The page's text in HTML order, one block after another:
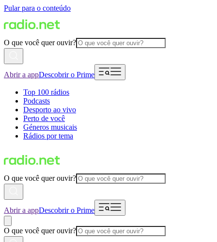
Pular para o conteúdo
O que você quer ouvir?
Abrir a appDescobrir o Prime
Top 100 rádios
Podcasts
Desporto ao vivo
Perto de você
Géneros musicais
Rádios por tema
O que você quer ouvir?
Abrir a appDescobrir o Prime
O que você quer ouvir?